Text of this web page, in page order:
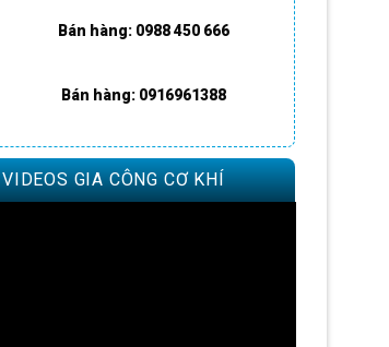
Bán hàng: 0988 450 666
Bán hàng: 0916961388
VIDEOS GIA CÔNG CƠ KHÍ